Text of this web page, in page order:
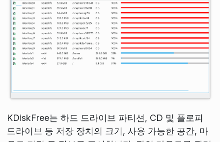
KDiskFree는 하드 드라이브 파티션, CD 및 플로피
드라이브 등 저장 장치의 크기, 사용 가능한 공간, 마